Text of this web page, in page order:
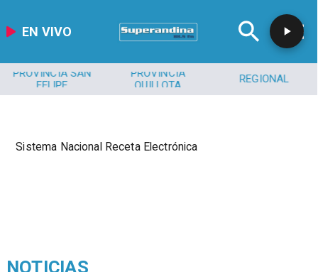
EN VIVO
PROVINCIA SAN
FELIPE
PROVINCIA
QUILLOTA
REGIONAL
Sistema Nacional Receta Electrónica
NOTICIAS